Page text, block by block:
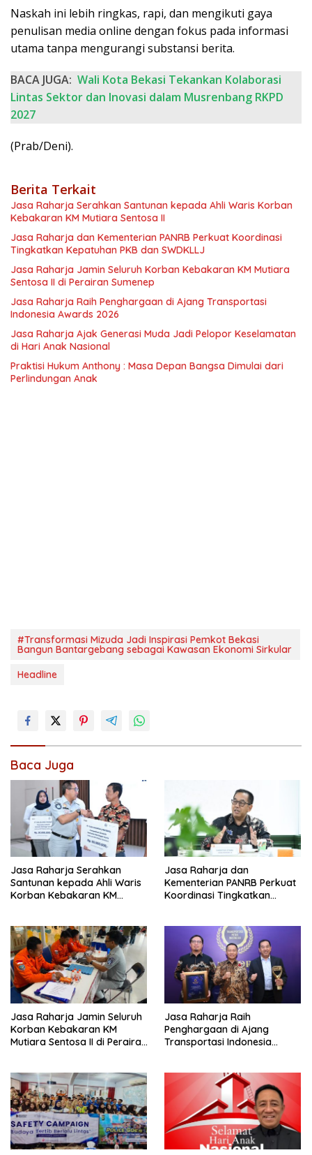
Naskah ini lebih ringkas, rapi, dan mengikuti gaya
penulisan media online dengan fokus pada informasi
utama tanpa mengurangi substansi berita.
BACA JUGA: Wali Kota Bekasi Tekankan Kolaborasi
Lintas Sektor dan Inovasi dalam Musrenbang RKPD
2027
(Prab/Deni).
Berita Terkait
Jasa Raharja Serahkan Santunan kepada Ahli Waris Korban
Kebakaran KM Mutiara Sentosa II
Jasa Raharja dan Kementerian PANRB Perkuat Koordinasi
Tingkatkan Kepatuhan PKB dan SWDKLLJ
Jasa Raharja Jamin Seluruh Korban Kebakaran KM Mutiara
Sentosa II di Perairan Sumenep
Jasa Raharja Raih Penghargaan di Ajang Transportasi
Indonesia Awards 2026
Jasa Raharja Ajak Generasi Muda Jadi Pelopor Keselamatan
di Hari Anak Nasional
Praktisi Hukum Anthony : Masa Depan Bangsa Dimulai dari
Perlindungan Anak
#Transformasi Mizuda Jadi Inspirasi Pemkot Bekasi
Bangun Bantargebang sebagai Kawasan Ekonomi Sirkular
Headline
Baca Juga
Jasa Raharja Serahkan
Santunan kepada Ahli Waris
Korban Kebakaran KM
Jasa Raharja dan
Kementerian PANRB Perkuat
Koordinasi Tingkatkan
Jasa Raharja Jamin Seluruh
Korban Kebakaran KM
Mutiara Sentosa II di Perairan
Jasa Raharja Raih
Penghargaan di Ajang
Transportasi Indonesia